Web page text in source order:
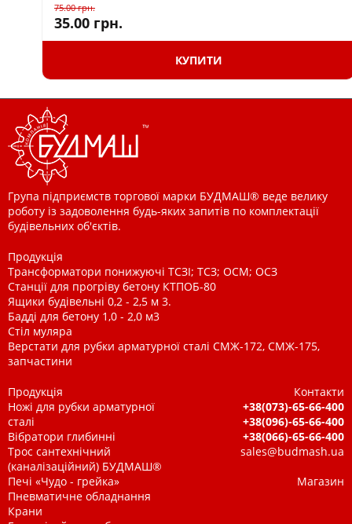
75.00грн.
35.00 грн.
КУПИТИ
Група підприємств торгової марки БУДМАШ® веде велику
роботу із задоволення будь-яких запитів по комплектації
будівельних об'єктів.
Продукція
Трансформатори понижуючі ТСЗІ; ТСЗ; ОСМ; ОСЗ
Станції для прогріву бетону КТПОБ-80
Ящики будівельні 0,2 - 2,5 м 3.
Бадді для бетону 1,0 - 2,0 м3
Стіл муляра
Верстати для рубки арматурної сталі СМЖ-172, СМЖ-175,
запчастини
Продукція
Ножі для рубки арматурної
сталі
Вібратори глибинні
Трос сантехнічний
(каналізаційний) БУДМАШ®
Печі «Чудо - грейка»
Пневматичне обладнання
Крани
Контакти
+38(073)-65-66-400
+38(096)-65-66-400
+38(066)-65-66-400
sales@budmash.ua
Магазин